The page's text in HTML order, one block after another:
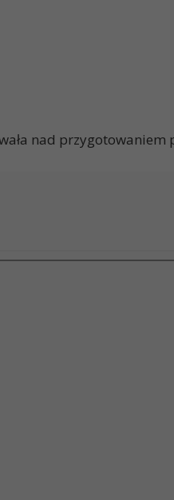
nad przygotowaniem